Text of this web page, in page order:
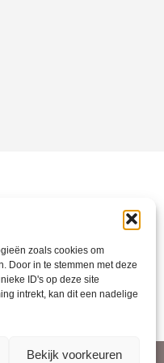
zoals cookies om
Door in te stemmen met deze
ID's op deze site
intrekt, kan dit een nadelige
Bekijk voorkeuren